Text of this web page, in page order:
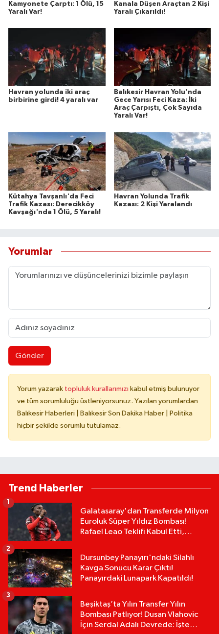
Kamyonete Çarptı: 1 Ölü, 15
Yaralı Var!
Kanala Düşen Araçtan 2 Kişi
Yaralı Çıkarıldı!
Havran yolunda iki araç
birbirine girdi! 4 yaralı var
Balıkesir Havran Yolu'nda
Gece Yarısı Feci Kaza: İki
Araç Çarpıştı, Çok Sayıda
Yaralı Var!
Kütahya Tavşanlı'da Feci
Trafik Kazası: Derecikköy
Kavşağı'nda 1 Ölü, 5 Yaralı!
Havran Yolunda Trafik
Kazası: 2 Kişi Yaralandı
Yorumlar
Gönder
Yorum yazarak topluluk kurallarımızı kabul etmiş bulunuyor
ve tüm sorumluluğu üstleniyorsunuz. Yazılan yorumlardan
Balıkesir Haberleri | Balıkesir Son Dakika Haber | Politika
hiçbir şekilde sorumlu tutulamaz.
Trend Haberler
Galatasaray'dan Transferde Milyon
Euroluk Süper Yıldız Bombası!
Rafael Leao Teklifi Kabul Etti,
1
Dursunbey Panayırı'ndaki Silahlı
Kavga Sonucu Karar Çıktı!
Panayırdaki Lunapark Kapatıldı!
2
Beşiktaş’ta Yılın Transfer Yılın
Bombası Patlıyor! Dusan Vlahovic
İçin Serdal Adalı Devrede: İşte
3